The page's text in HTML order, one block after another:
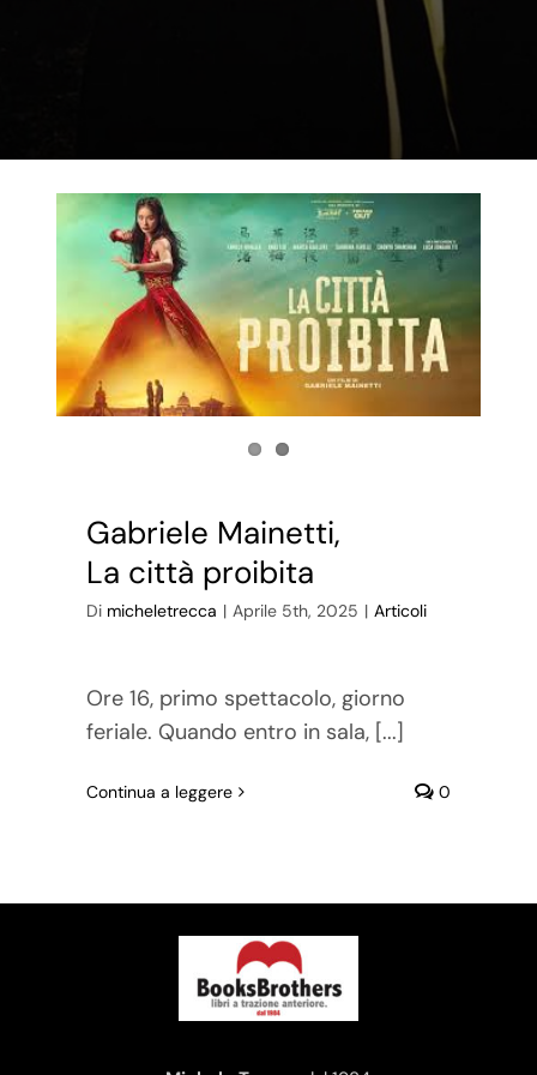
Gabriele Mainetti,
La città proibita
Di micheletrecca | Aprile 5th, 2025 | Articoli
Ore 16, primo spettacolo, giorno
feriale. Quando entro in sala, [...]
Continua a leggere 0